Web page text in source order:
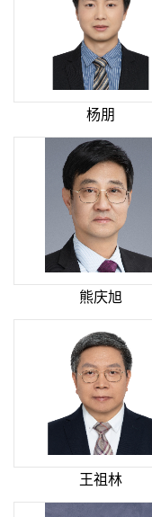
杨朋
熊庆旭
王祖林